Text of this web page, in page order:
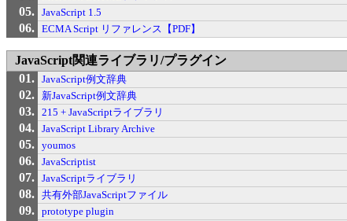
JavaScript 1.5
ECMA Script リファレンス【PDF】
JavaScript関連ライブラリ/プラグイン
JavaScript例文辞典
新JavaScript例文辞典
215 + JavaScriptライブラリ
JavaScript Library Archive
youmos
JavaScriptist
JavaScriptライブラリ
共有外部JavaScriptファイル
prototype plugin